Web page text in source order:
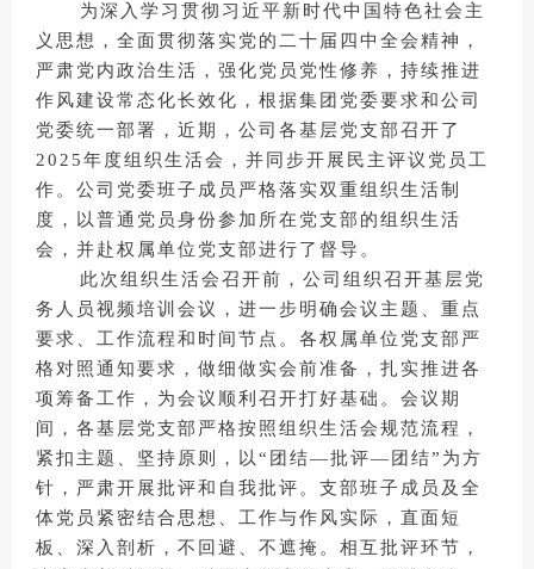
为深入学习贯彻习近平新时代中国特色社会主
义思想，全面贯彻落实党的二十届四中全会精神，
严肃党内政治生活，强化党员党性修养，持续推进
作风建设常态化长效化，根据集团党委要求和公司
党委统一部署，近期，公司各基层党支部召开了
2025年度组织生活会，并同步开展民主评议党员工
作。公司党委班子成员严格落实双重组织生活制
度，以普通党员身份参加所在党支部的组织生活
会，并赴权属单位党支部进行了督导。
此次组织生活会召开前，公司组织召开基层党
务人员视频培训会议，进一步明确会议主题、重点
要求、工作流程和时间节点。各权属单位党支部严
格对照通知要求，做细做实会前准备，扎实推进各
项筹备工作，为会议顺利召开打好基础。会议期
间，各基层党支部严格按照组织生活会规范流程，
紧扣主题、坚持原则，以 “团结—批评—团结”为方
针，严肃开展批评和自我批评。支部班子成员及全
体党员紧密结合思想、工作与作风实际，直面短
板、深入剖析，不回避、不遮掩。相互批评环节，